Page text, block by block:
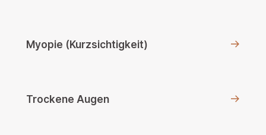
Myopie (Kurzsichtigkeit)
Trockene Augen